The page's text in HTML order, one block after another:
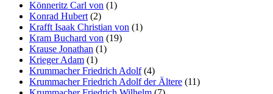
Könneritz Carl von (1)
Konrad Hubert(2)
Krafft Isaak Christian von (1)
Kram Buchard von (19)
Krause Jonathan (1)
Krieger Adam (1)
Krummacher Friedrich Adolf(4)
Krummacher Friedrich Adolf der Ältere (11)